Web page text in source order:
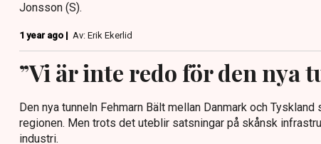
Jonsson (S).
1 year ago | Av: Erik Ekerlid
”Vi är inte redo för den nya
Den nya tunneln Fehmarn Bält mellan Danmark och
regionen. Men trots det uteblir satsningar på skånsk
industri.